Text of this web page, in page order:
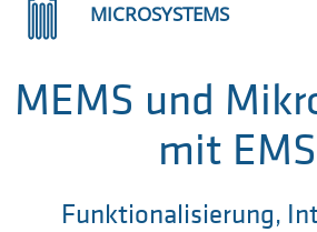
MICROSYSTEMS
MEMS und
mit
Funktionalisierung,